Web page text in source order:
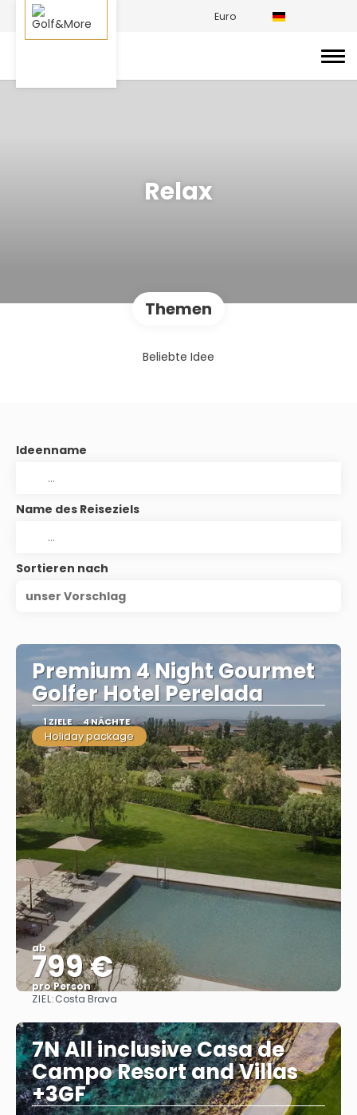
Euro
Relax
Themen
Beliebte Idee
Ideenname
Name des Reiseziels
Sortieren nach
unser Vorschlag
Premium 4 Night Gourmet
Golfer Hotel Perelada
1 ZIELE 4 NÄCHTE
Holiday package
ab
799 €
pro Person
ZIEL:Costa Brava
7N All inclusive Casa de
Campo Resort and Villas
+3GF